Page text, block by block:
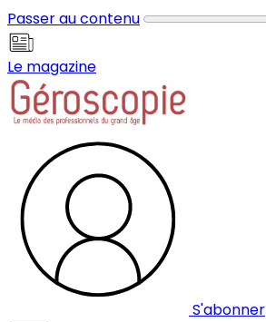
Passer au contenu
Le magazine
S'abonner
Panneau de gestion des cookies